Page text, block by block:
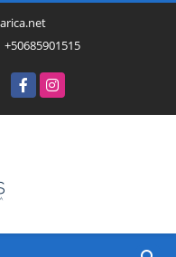
+50685901515
FacebookInstagram